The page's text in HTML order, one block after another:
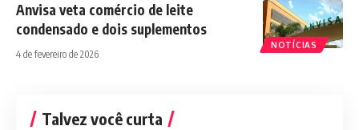
NOTÍCIAS
Anvisa veta comércio de leite
condensado e dois suplementos
4 de fevereiro de 2026
Talvez você curta